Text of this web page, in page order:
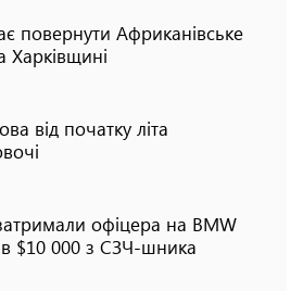
повернути Африканівське
Харківщині
від початку літа
офіцера на BMW
$10 000 з СЗЧ-шника